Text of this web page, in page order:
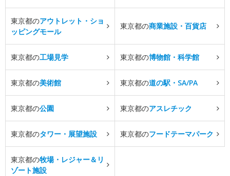
東京都のアウトレット・ショ
ッピングモール
東京都の商業施設・百貨店
東京都の工場見学 東京都の博物館・科学館
東京都の美術館 東京都の道の駅・SA/PA
東京都の公園 東京都のアスレチック
東京都のタワー・展望施設 東京都のフードテーマパーク
東京都の牧場・レジャー＆リ
ゾート施設